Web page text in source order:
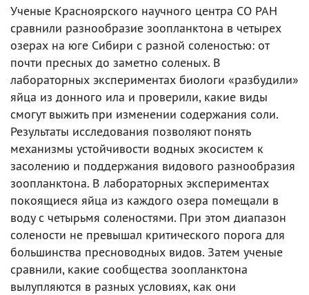
Ученые Красноярского научного центра СО РАН
сравнили разнообразие зоопланктона в четырех
озерах на юге Сибири с разной соленостью: от
почти пресных до заметно соленых. В
лабораторных экспериментах биологи «разбудили»
яйца из донного ила и проверили, какие виды
смогут выжить при изменении содержания соли.
Результаты исследования позволяют понять
механизмы устойчивости водных экосистем к
засолению и поддержания видового разнообразия
зоопланктона. В лабораторных экспериментах
покоящиеся яйца из каждого озера помещали в
воду с четырьмя соленостями. При этом диапазон
солености не превышал критического порога для
большинства пресноводных видов. Затем ученые
сравнили, какие сообщества зоопланктона
вылупляются в разных условиях, как они